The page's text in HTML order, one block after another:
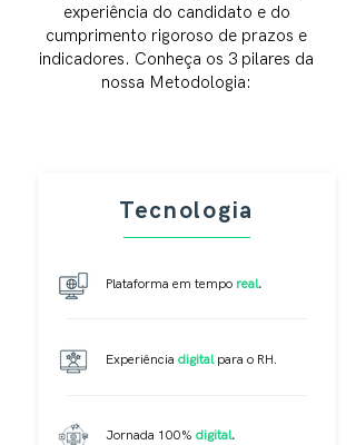
experiência do candidato e do
cumprimento rigoroso de prazos e
indicadores. Conheça os 3 pilares da
nossa Metodologia:
Tecnologia
Plataforma em tempo real.
Experiência digital para o RH.
Jornada 100% digital.